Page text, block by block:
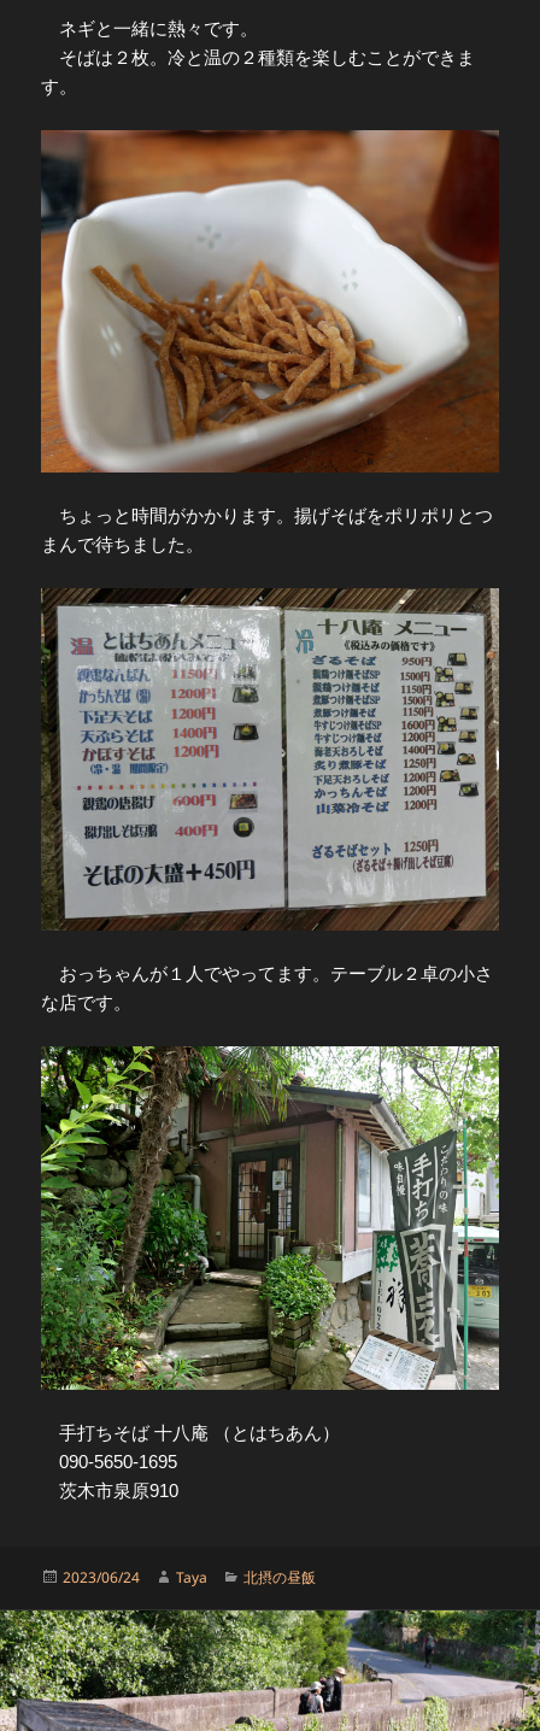
ネギと一緒に熱々です。
そばは２枚。冷と温の２種類を楽しむことができま
す。
ちょっと時間がかかります。揚げそばをポリポリとつ
まんで待ちました。
おっちゃんが１人でやってます。テーブル２卓の小さ
な店です。
手打ちそば 十八庵 （とはちあん）
090-5650-1695
茨木市泉原910
投
日:
2023/06/24
作
者
Taya
カ
ゴ
リ
ー
北摂の昼飯